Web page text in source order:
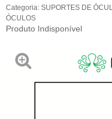
Categoria: SUPORTES DE
ÓCULOS
Produto Indisponível